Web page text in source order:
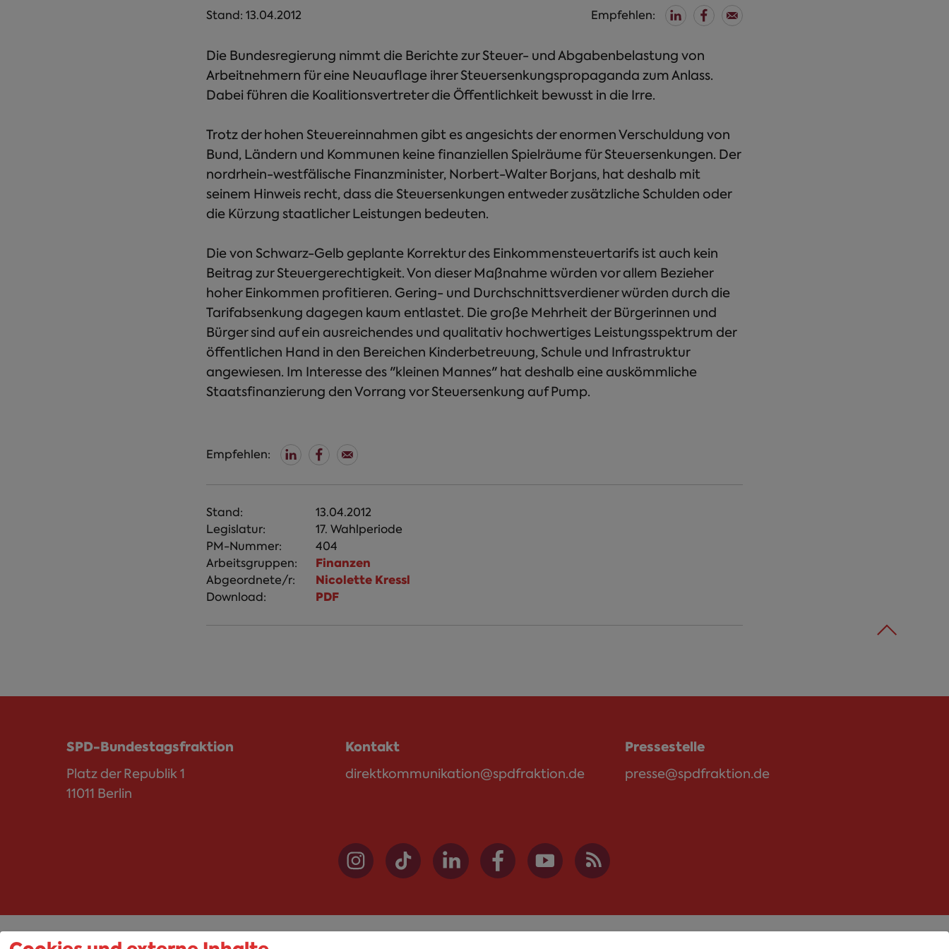
Stand: 13.04.2012 Empfehlen:
Die Bundesregierung nimmt die Berichte zur Steuer- und Abgabenbelastung von
Arbeitnehmern für eine Neuauflage ihrer Steuersenkungspropaganda zum Anlass.
Dabei führen die Koalitionsvertreter die Öffentlichkeit bewusst in die Irre.
Trotz der hohen Steuereinnahmen gibt es angesichts der enormen Verschuldung von
Bund, Ländern und Kommunen keine finanziellen Spielräume für Steuersenkungen. Der
nordrhein-westfälische Finanzminister, Norbert-Walter Borjans, hat deshalb mit
seinem Hinweis recht, dass die Steuersenkungen entweder zusätzliche Schulden oder
die Kürzung staatlicher Leistungen bedeuten.
Die von Schwarz-Gelb geplante Korrektur des Einkommensteuertarifs ist auch kein
Beitrag zur Steuergerechtigkeit. Von dieser Maßnahme würden vor allem Bezieher
hoher Einkommen profitieren. Gering- und Durchschnittsverdiener würden durch die
Tarifabsenkung dagegen kaum entlastet. Die große Mehrheit der Bürgerinnen und
Bürger sind auf ein ausreichendes und qualitativ hochwertiges Leistungsspektrum der
öffentlichen Hand in den Bereichen Kinderbetreuung, Schule und Infrastruktur
angewiesen. Im Interesse des "kleinen Mannes" hat deshalb eine auskömmliche
Staatsfinanzierung den Vorrang vor Steuersenkung auf Pump.
Empfehlen:
Stand:
13.04.2012
Legislatur:
17. Wahlperiode
PM-Nummer:
404
Arbeitsgruppen:
Finanzen
Abgeordnete/r: Nicolette Kressl
Download: PDF
SPD-Bundestagsfraktion
Platz der Republik 1
11011 Berlin
Kontakt
direktkommunikation@spdfraktion.de
Pressestelle
presse@spdfraktion.de